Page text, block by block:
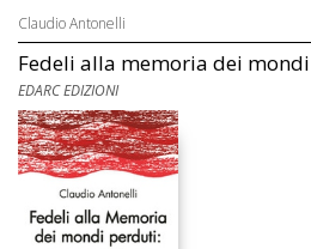
Claudio Antonelli
Fedeli alla memoria dei
EDARC EDIZIONI